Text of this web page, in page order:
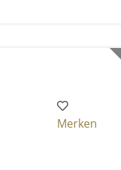
Merken